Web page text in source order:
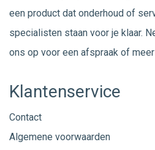
een product dat onderhoud of
specialisten staan voor je klaar.
ons op voor een afspraak of
Klantenservice
Contact
Algemene voorwaarden